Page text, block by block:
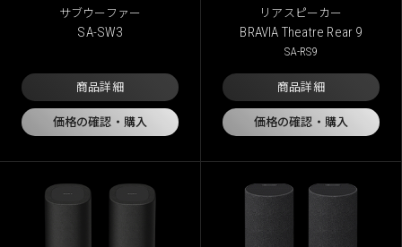
サブウーファー
SA-SW3
商品詳細
価格の確認・購入
リアスピーカー
BRAVIA Theatre Rear 9
SA-RS9
商品詳細
価格の確認・購入